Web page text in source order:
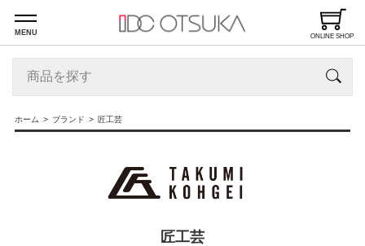
MENU ONLINE SHOP
ホーム ブランド 匠工芸
匠工芸